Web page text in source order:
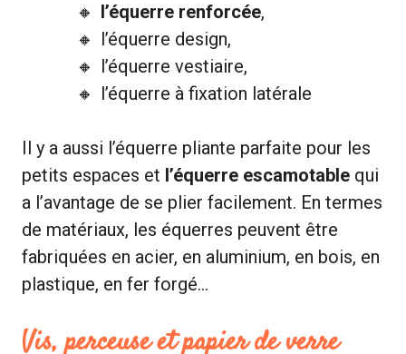
l’équerre renforcée,
l’équerre design,
l’équerre vestiaire,
l’équerre à fixation latérale
Il y a aussi l’équerre pliante parfaite pour les
petits espaces et l’équerre escamotable qui
a l’avantage de se plier facilement. En termes
de matériaux, les équerres peuvent être
fabriquées en acier, en aluminium, en bois, en
plastique, en fer forgé…
Vis, perceuse et papier de verre